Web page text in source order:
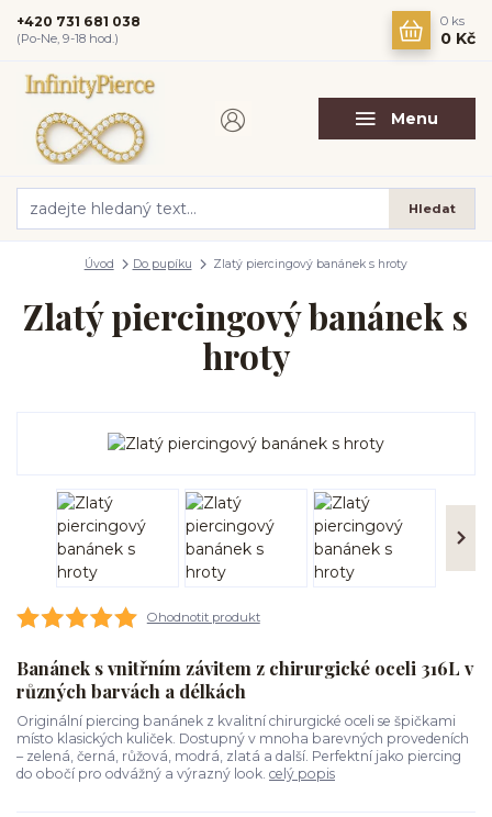
Menu
Hledat
+420 731 681 038
(Po-Ne, 9-18 hod.)
0 ks
0 Kč
Úvod Do pupíku Zlatý piercingový banánek s hroty
Zlatý piercingový banánek s
hroty
Ohodnotit produkt
Banánek s vnitřním závitem z chirurgické oceli 316L v
různých barvách a délkách
Originální piercing banánek z kvalitní chirurgické oceli se špičkami
místo klasických kuliček. Dostupný v mnoha barevných provedeních
– zelená, černá, růžová, modrá, zlatá a další. Perfektní jako piercing
do obočí pro odvážný a výrazný look. celý popis